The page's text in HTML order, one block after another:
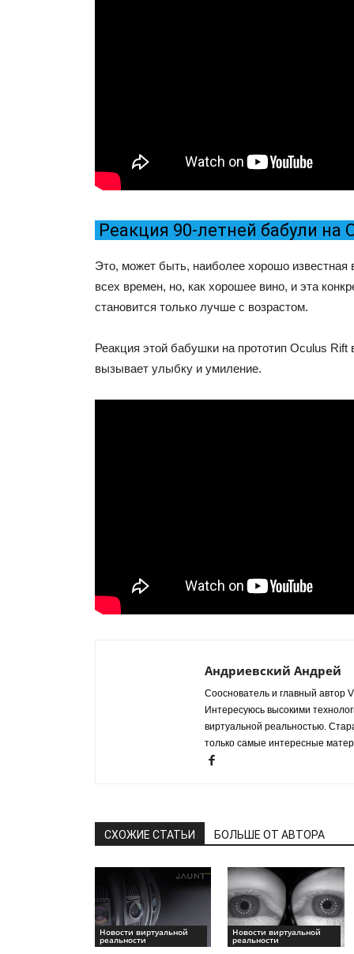
Реакция 90-летней бабули на
Это, может быть, наиболее хорошо известная
всех времен, но, как хорошее вино, и эта
становится только лучше с возрастом.
Реакция этой бабушки на прототип Oculus Rift
вызывает улыбку и умиление.
Андриевский Андрей
Сооснователь и главный автор
Интересуюсь высокими
виртуальной реальностью.
только самые интересные
СХОЖИЕ СТАТЬИ БОЛЬШЕ ОТ АВТОРА
Новости виртуальной
реальности
Новости виртуальной
реальности